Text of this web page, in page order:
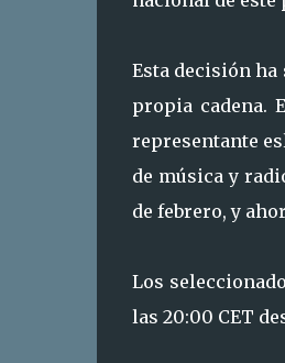
Esta decisión
propia cadena.
representante
de música y
de febrero, y
Los
las 20:00 CET